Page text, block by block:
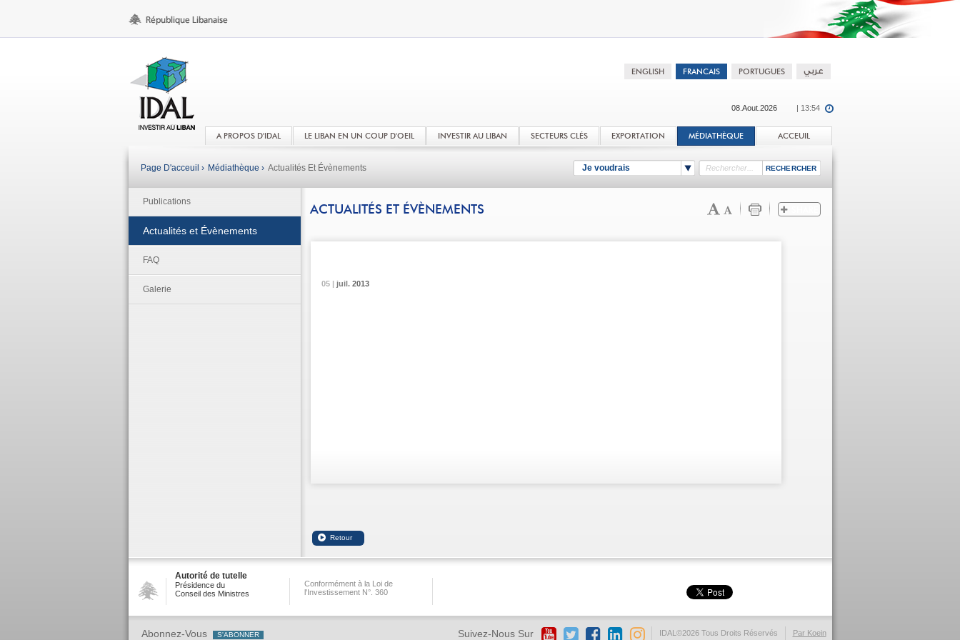
08.Aout.2026 | 13:54
A PROPOS D'IDAL LE LIBAN EN UN COUP D'OEIL INVESTIR AU LIBAN SECTEURS CLÉS EXPORTATION MÉDIATHÈQUE ACCEUIL
Je voudrais
Page D'acceuil › Médiathèque › Actualités Et Évènements
Publications
Actualités et Évènements
FAQ
Galerie
ACTUALITÉS ET ÉVÈNEMENTS
05 | juil.2013
05 | juil.2013
05 | juil.2013
Autorité de tutelle
Présidence du
Conseil des Ministres
Conformément à la Loi de
l'Investissement N°. 360
Par Koein
IDAL©2026 Tous Droits Réservés
Abonnez-Vous Suivez-Nous Sur